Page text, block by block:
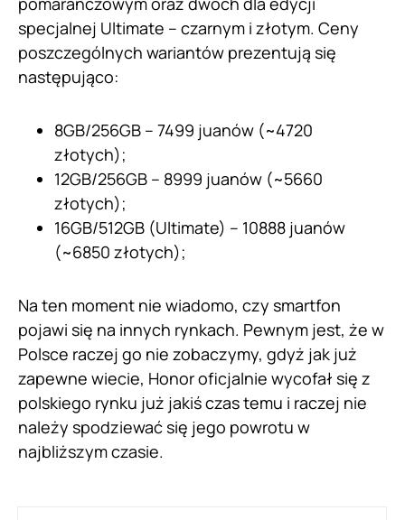
specjalnej Ultimate – czarnym i złotym. Ceny
poszczególnych wariantów prezentują się
następująco:
8GB/256GB – 7499 juanów (~4720
złotych);
12GB/256GB – 8999 juanów (~5660
złotych);
16GB/512GB (Ultimate) – 10888 juanów
(~6850 złotych);
Na ten moment nie wiadomo, czy smartfon
pojawi się na innych rynkach. Pewnym jest, że w
Polsce raczej go nie zobaczymy, gdyż jak już
zapewne wiecie, Honor oficjalnie wycofał się z
polskiego rynku już jakiś czas temu i raczej nie
należy spodziewać się jego powrotu w
najbliższym czasie.